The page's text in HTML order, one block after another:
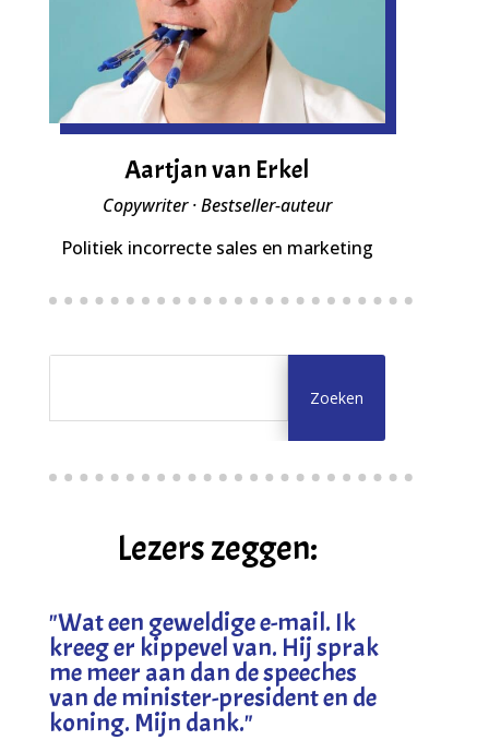
Aartjan van Erkel
Copywriter · Bestseller-auteur
Politiek incorrecte sales en marketing
Lezers zeggen:
"Wat een geweldige e-mail. Ik
kreeg er kippevel van. Hij sprak
me meer aan dan de speeches
van de minister-president en de
koning. Mijn dank."